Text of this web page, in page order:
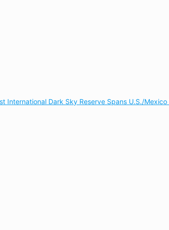
International Dark Sky Reserve Spans U.S./